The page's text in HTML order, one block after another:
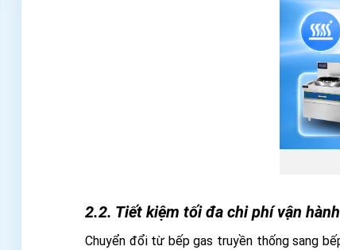
2.2. Tiết kiệm tối đa chi phí vận hành
Chuyển đổi từ bếp gas truyền thống sang